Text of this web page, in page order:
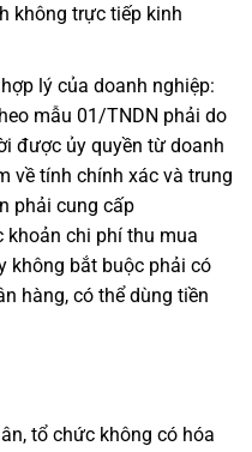
không trực tiếp kinh
lý của doanh nghiệp:
mẫu 01/TNDN phải do
được ủy quyền từ doanh
về tính chính xác và trung
phải cung cấp
khoản chi phí thu mua
không bắt buộc phải có
hàng, có thể dùng tiền
tổ chức không có hóa